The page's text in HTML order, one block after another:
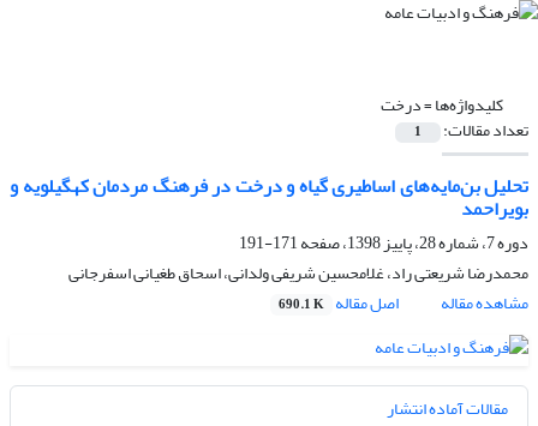
کلیدواژه‌ها =درخت
تعداد مقالات: 1
تحلیل بن‌مایه‌های اساطیری گیاه و درخت در فرهنگ مردمان کهگیلویه ‌و
بویراحمد
دوره 7، شماره 28، پاییز 1398، صفحه
171-191
محمدرضا شریعتی راد، غلامحسین شریفی ولدانی، اسحاق طغیانی اسفرجانی
مشاهده مقاله
اصل مقاله 690.1 K
مقالات آماده انتشار